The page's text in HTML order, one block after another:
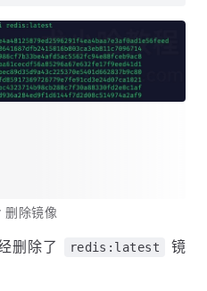
删除镜像
删除了 redis:latest
镜